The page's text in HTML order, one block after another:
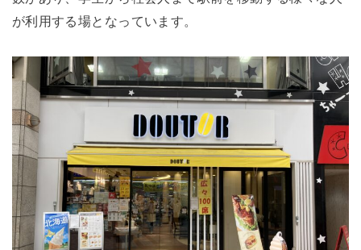
が利用する場となっています。